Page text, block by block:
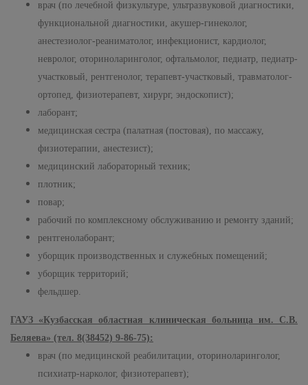
врач (по лечебной физкультуре, ультразвуковой диагностики,
функциональной диагностики, акушер-гинеколог,
анестезиолог-реаниматолог, инфекционист, кардиолог,
невролог, оториноларинголог, офтальмолог, педиатр, педиатр-
участковый, рентгенолог, терапевт-участковый, травматолог-
ортопед, физиотерапевт, хирург, эндоскопист);
лаборант;
медицинская сестра (палатная (постовая), по массажу,
физиотерапии, анестезист);
медицинский лабораторный техник;
плотник;
повар;
рабочий по комплексному обслуживанию и ремонту зданий;
рентгенолаборант;
уборщик производственных и служебных помещений;
уборщик территорий;
фельдшер.
ГАУЗ «Кузбасская областная клиническая больница им. С.В.
Беляева» (тел. 8(38452) 9-86-75):
врач (по медицинской реабилитации, оториноларинголог,
психиатр-нарколог, физиотерапевт);